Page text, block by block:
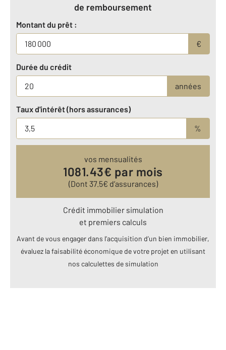
de remboursement
Montant du prêt :
€
Durée du crédit
années
Taux d'intérêt (hors assurances)
%
vos mensualités
1081.43€ par mois
(Dont 37.5€ d’assurances)
Crédit immobilier simulation
et premiers calculs
Avant de vous engager dans l’acquisition d’un bien immobilier,
évaluez la faisabilité économique de votre projet en utilisant
nos calculettes de simulation